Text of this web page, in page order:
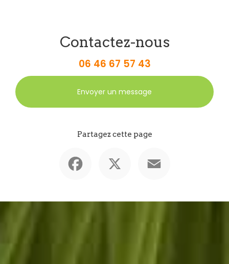
Contactez-nous
06 46 67 57 43
Envoyer un message
Partagez cette page